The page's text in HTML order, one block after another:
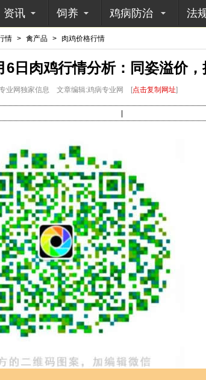
资讯 饲养 鸡病防治 法
情 > 禽产品 > 肉鸡价格行情
6日肉鸡行情分析：同姿溢价
业网独家信息 文章编辑:鸡病专业网 [点击复制网址]